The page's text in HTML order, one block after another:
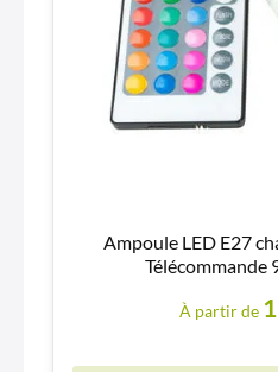
Ampoule LED E27
Télécommande
À partir de